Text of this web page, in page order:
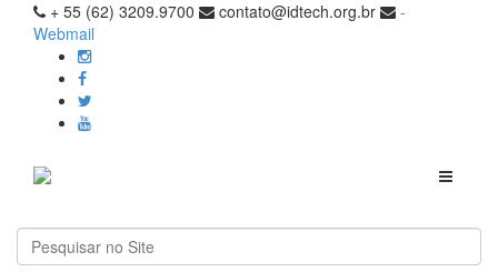
+ 55 (62) 3209.9700 contato@idtech.org.br
-
Webmail
Toggle